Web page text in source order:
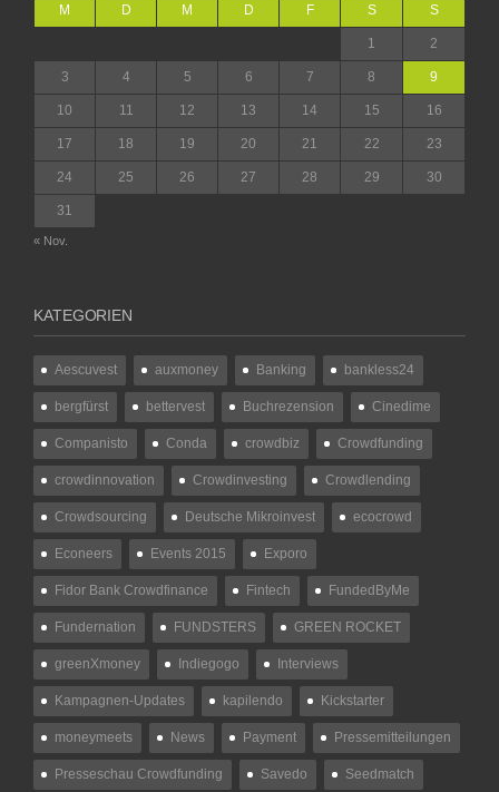
M D M D F S S
1 2
3 4 5 6 7 8 9
10 11 12 13 14 15 16
17 18 19 20 21 22 23
24 25 26 27 28 29 30
31
« Nov.
KATEGORIEN
Aescuvest auxmoney Banking bankless24
bergfürst bettervest Buchrezension Cinedime
Companisto Conda crowdbiz Crowdfunding
crowdinnovation Crowdinvesting Crowdlending
Crowdsourcing Deutsche Mikroinvest ecocrowd
Econeers Events 2015 Exporo
Fidor Bank Crowdfinance Fintech FundedByMe
Fundernation FUNDSTERS GREEN ROCKET
greenXmoney Indiegogo Interviews
Kampagnen-Updates kapilendo Kickstarter
moneymeets News Payment Pressemitteilungen
Presseschau Crowdfunding Savedo Seedmatch